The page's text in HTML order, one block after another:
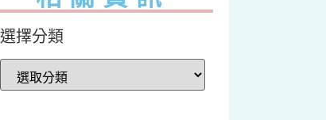
選擇分類